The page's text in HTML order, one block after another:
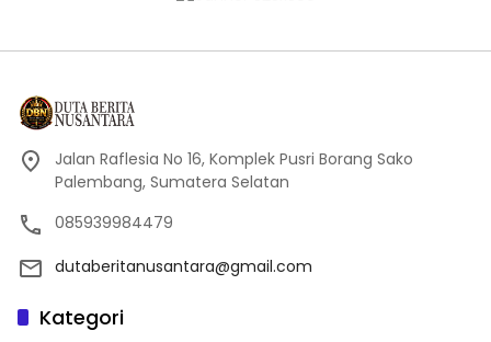
Jalan Raflesia No 16, Komplek Pusri Borang Sako
Palembang, Sumatera Selatan
085939984479
dutaberitanusantara@gmail.com
Kategori